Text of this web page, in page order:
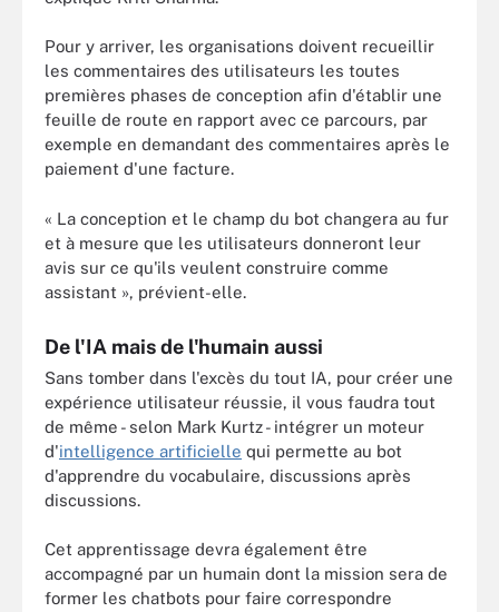
Pour y arriver, les organisations doivent recueillir
les commentaires des utilisateurs les toutes
premières phases de conception afin d'établir une
feuille de route en rapport avec ce parcours, par
exemple en demandant des commentaires après le
paiement d'une facture.
« La conception et le champ du bot changera au fur
et à mesure que les utilisateurs donneront leur
avis sur ce qu'ils veulent construire comme
assistant », prévient-elle.
De l'IA mais de l'humain aussi
Sans tomber dans l'excès du tout IA, pour créer une
expérience utilisateur réussie, il vous faudra tout
de même - selon Mark Kurtz - intégrer un moteur
d'intelligence artificielle qui permette au bot
d'apprendre du vocabulaire, discussions après
discussions.
Cet apprentissage devra également être
accompagné par un humain dont la mission sera de
former les chatbots pour faire correspondre